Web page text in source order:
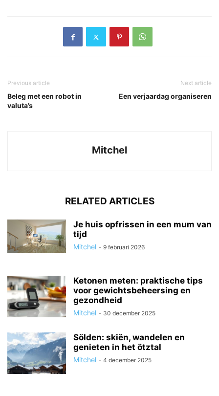
Previous article
Beleg met een robot in
valuta’s
Next article
Een verjaardag organiseren
Mitchel
RELATED ARTICLES
Je huis opfrissen in een mum van
tijd
Mitchel - 9 februari 2026
Ketonen meten: praktische tips
voor gewichtsbeheersing en
gezondheid
Mitchel - 30 december 2025
Sölden: skiën, wandelen en
genieten in het ötztal
Mitchel - 4 december 2025